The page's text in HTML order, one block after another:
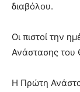
διαβόλου.
Οι πιστοί την
Ανάστασης του
Η Πρώτη